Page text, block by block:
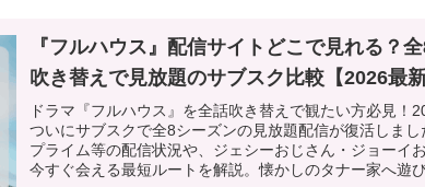
『フルハウス』配信サイトどこで見れる？
吹き替えで見放題のサブスク比較【2026最新
ドラマ『フルハウス』を全話吹き替えで観たい方必見！
ついにサブスクで全8シーズンの見放題配信が復活しまし
プライム等の配信状況や、ジェシーおじさん・ジョーイ
今すぐ会える最短ルートを解説。懐かしのタナー家へ遊び